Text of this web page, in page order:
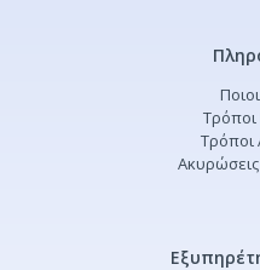
Τρόποι